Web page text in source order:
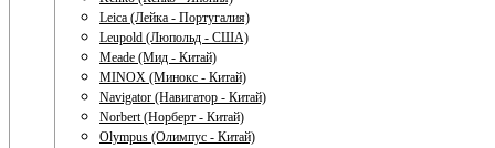
Leica (Лейка - Португалия)
Leupold (Люпольд - США)
Meade (Мид - Китай)
MINOX (Минокс - Китай)
Navigator (Навигатор - Китай)
Norbert (Норберт - Китай)
Olympus (Олимпус - Китай)